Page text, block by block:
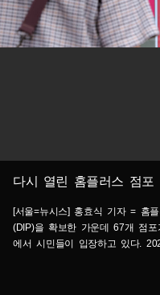
다시 열린 홈플러스 점포
[서울=뉴시스] 홍효식 기자 = 홈
(DIP)을 확보한 가운데 67개 점
에서 시민들이 입장하고 있다.